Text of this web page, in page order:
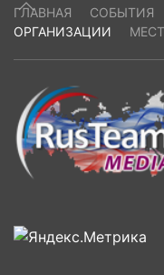
ГЛАВНАЯ СОБЫТИЯ
ОРГАНИЗАЦИИ